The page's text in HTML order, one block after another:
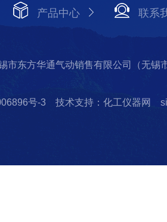
产品中心 联系
市东方华通气动销售有限公司（无锡
号-3 技术支持：化工仪器网